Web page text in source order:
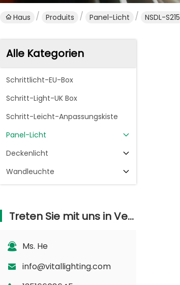
Haus Produits Panel-Licht NSDL-S215
Alle Kategorien
Schrittlicht-EU-Box
Schritt-Light-UK Box
Schritt-Leicht-Anpassungskiste
Panel-Licht
Deckenlicht
Wandleuchte
Treten Sie mit uns in Verbindung
Ms. He
info@vitallighting.com